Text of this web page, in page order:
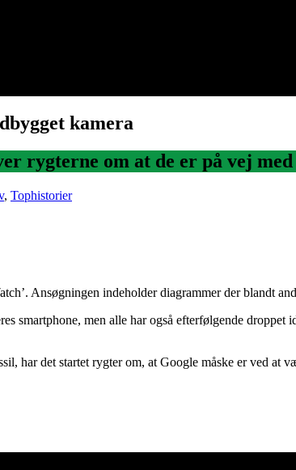
kamera
rygterne om at de er på vej
, Tophistorier
Ansøgningen indeholder diagrammer der blandt
smartphone, men alle har også efterfølgende
har det startet rygter om, at Google måske er ved at